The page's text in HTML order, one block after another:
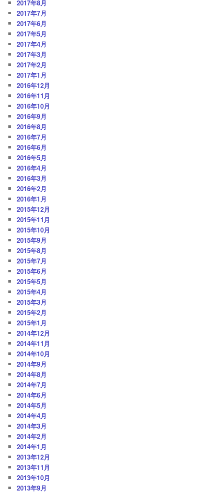
2017年8月
2017年7月
2017年6月
2017年5月
2017年4月
2017年3月
2017年2月
2017年1月
2016年12月
2016年11月
2016年10月
2016年9月
2016年8月
2016年7月
2016年6月
2016年5月
2016年4月
2016年3月
2016年2月
2016年1月
2015年12月
2015年11月
2015年10月
2015年9月
2015年8月
2015年7月
2015年6月
2015年5月
2015年4月
2015年3月
2015年2月
2015年1月
2014年12月
2014年11月
2014年10月
2014年9月
2014年8月
2014年7月
2014年6月
2014年5月
2014年4月
2014年3月
2014年2月
2014年1月
2013年12月
2013年11月
2013年10月
2013年9月